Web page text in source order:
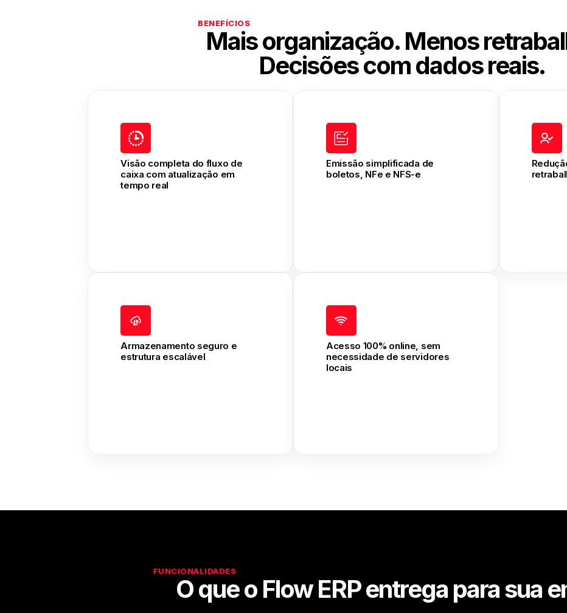
BENEFÍCIOS
Mais organização. Menos
Decisões com dados reais.
Visão completa do fluxo de
caixa com atualização em
tempo real
Emissão simplificada de
boletos, NFe e NFS-e
Armazenamento seguro e
estrutura escalável
Acesso 100% online, sem
necessidade de servidores
locais
FUNCIONALIDADES
O que o Flow ERP entrega para sua